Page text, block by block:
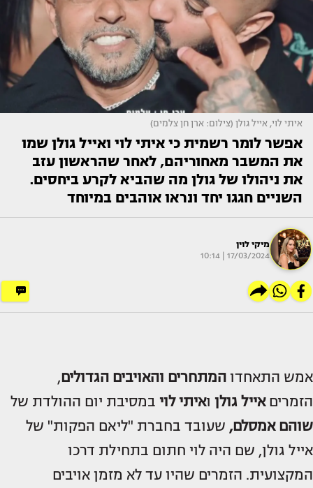
איתי לוי, אייל גולן (צילום: ארן חן צלמים)
אפשר לומר רשמית כי איתי לוי ואייל גולן שמו
את המשבר מאחוריהם, לאחר שהראשון עזב
את ניהולו של גולן מה שהביא לקרע ביחסים.
השניים חגגו יחד ונראו אוהבים במיוחד
מיקי לוין
17/03/2024 | 10:14
אמש התאחדו המתחרים והאויבים הגדולים,
הזמרים אייל גולן ואיתי לוי במסיבת יום ההולדת של
שוהם אמסלם, שעובד בחברת "ליאם הפקות" של
אייל גולן, שם היה לוי חתום בתחילת דרכו
המקצועית. הזמרים שהיו עד לא מזמן אויבים